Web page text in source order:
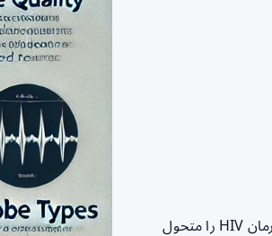
قرص آزمایشی که می‌تواند درمان HIV را متحول